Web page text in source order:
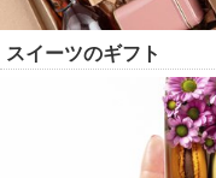
スイーツのギフト